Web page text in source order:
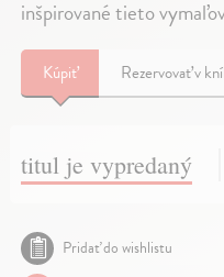
inšpirované tieto
Kúpiť Rezervovať v
titul je vypredaný
Pridať do wishlistu